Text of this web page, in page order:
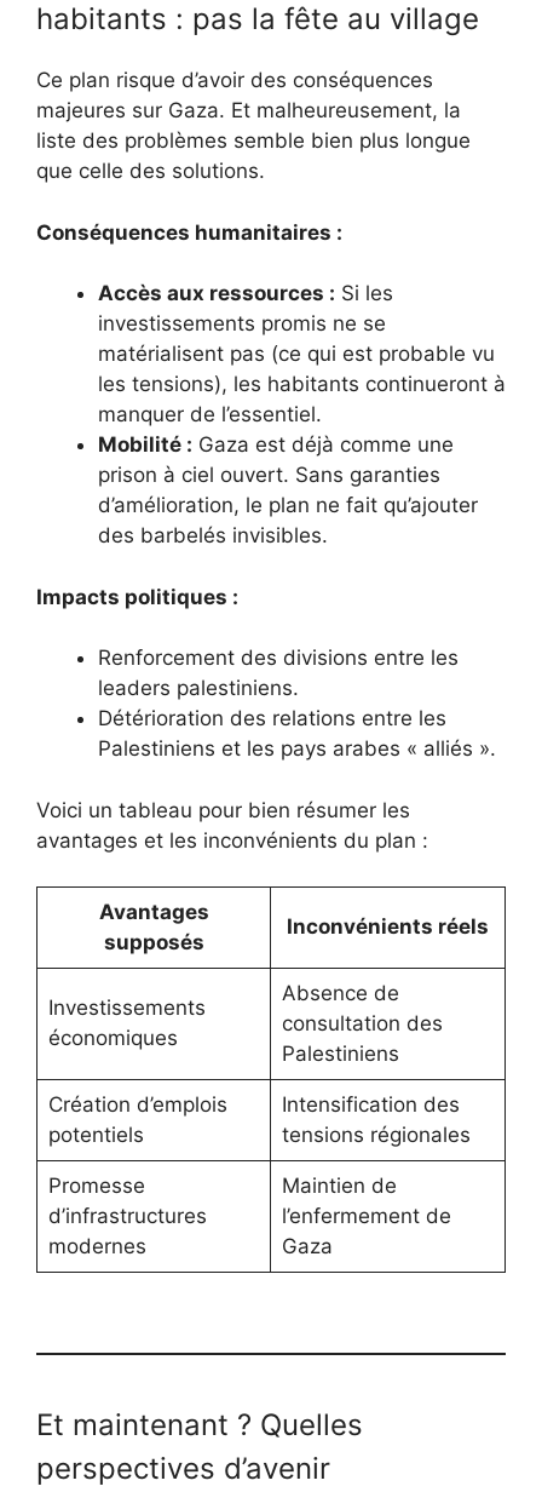
habitants : pas la fête au village
Ce plan risque d’avoir des conséquences
majeures sur Gaza. Et malheureusement, la
liste des problèmes semble bien plus longue
que celle des solutions.
Conséquences humanitaires :
Accès aux ressources : Si les
investissements promis ne se
matérialisent pas (ce qui est probable vu
les tensions), les habitants continueront à
manquer de l’essentiel.
Mobilité : Gaza est déjà comme une
prison à ciel ouvert. Sans garanties
d’amélioration, le plan ne fait qu’ajouter
des barbelés invisibles.
Impacts politiques :
Renforcement des divisions entre les
leaders palestiniens.
Détérioration des relations entre les
Palestiniens et les pays arabes « alliés ».
Voici un tableau pour bien résumer les
avantages et les inconvénients du plan :
Avantages
supposés
Inconvénients réels
Investissements
économiques
Absence de
consultation des
Palestiniens
Création d’emplois
potentiels
Intensification des
tensions régionales
Promesse
d’infrastructures
modernes
Maintien de
l’enfermement de
Gaza
Et maintenant ? Quelles
perspectives d’avenir